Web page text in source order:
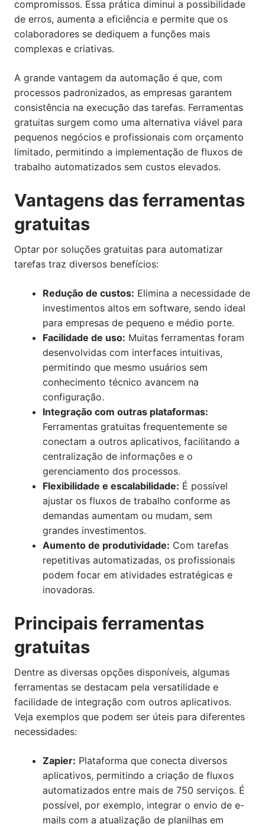
compromissos. Essa prática diminui a possibilidade
de erros, aumenta a eficiência e permite que os
colaboradores se dediquem a funções mais
complexas e criativas.
A grande vantagem da automação é que, com
processos padronizados, as empresas garantem
consistência na execução das tarefas. Ferramentas
gratuitas surgem como uma alternativa viável para
pequenos negócios e profissionais com orçamento
limitado, permitindo a implementação de fluxos de
trabalho automatizados sem custos elevados.
Vantagens das ferramentas
gratuitas
Optar por soluções gratuitas para automatizar
tarefas traz diversos benefícios:
Redução de custos: Elimina a necessidade de
investimentos altos em software, sendo ideal
para empresas de pequeno e médio porte.
Facilidade de uso: Muitas ferramentas foram
desenvolvidas com interfaces intuitivas,
permitindo que mesmo usuários sem
conhecimento técnico avancem na
configuração.
Integração com outras plataformas:
Ferramentas gratuitas frequentemente se
conectam a outros aplicativos, facilitando a
centralização de informações e o
gerenciamento dos processos.
Flexibilidade e escalabilidade: É possível
ajustar os fluxos de trabalho conforme as
demandas aumentam ou mudam, sem
grandes investimentos.
Aumento de produtividade: Com tarefas
repetitivas automatizadas, os profissionais
podem focar em atividades estratégicas e
inovadoras.
Principais ferramentas
gratuitas
Dentre as diversas opções disponíveis, algumas
ferramentas se destacam pela versatilidade e
facilidade de integração com outros aplicativos.
Veja exemplos que podem ser úteis para diferentes
necessidades:
Zapier: Plataforma que conecta diversos
aplicativos, permitindo a criação de fluxos
automatizados entre mais de 750 serviços. É
possível, por exemplo, integrar o envio de e-
mails com a atualização de planilhas em